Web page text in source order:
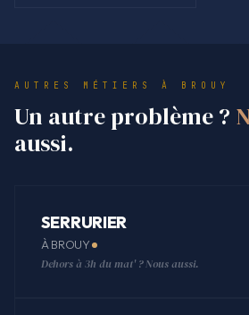
AUTRES MÉTIERS À BROUY
Un autre problème ?
aussi.
SERRURIER
À BROUY
Dehors à 3h du mat' ? Nous aussi.